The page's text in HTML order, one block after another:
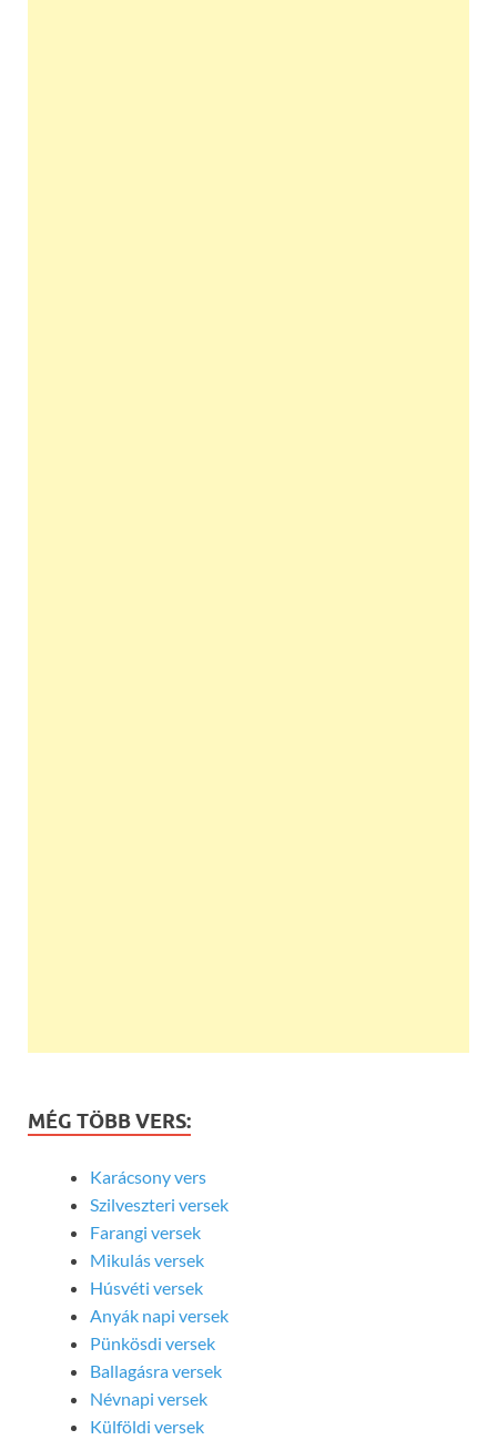
MÉG TÖBB VERS:
Karácsony vers
Szilveszteri versek
Farangi versek
Mikulás versek
Húsvéti versek
Anyák napi versek
Pünkösdi versek
Ballagásra versek
Névnapi versek
Külföldi versek